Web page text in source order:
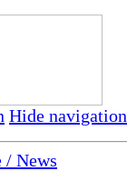
Hide navigation
/ News